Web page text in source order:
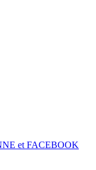
et FACEBOOK